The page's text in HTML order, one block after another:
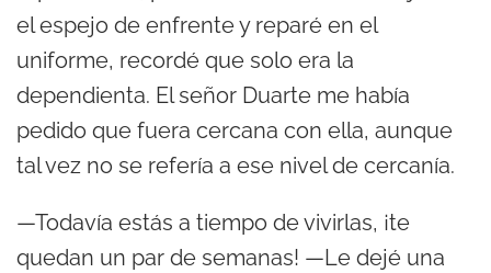
el espejo de enfrente y reparé en el
uniforme, recordé que solo era la
dependienta. El señor Duarte me había
pedido que fuera cercana con ella, aunque
tal vez no se refería a ese nivel de cercanía.
—Todavía estás a tiempo de vivirlas, ¡te
quedan un par de semanas! —Le dejé una